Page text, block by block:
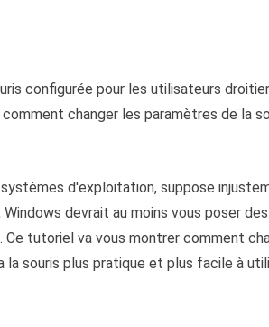
configurée pour les utilisateurs
changer les paramètres de la
d'exploitation, suppose
devrait au moins vous poser
tutoriel va vous montrer comment
la souris plus pratique et plus facile à